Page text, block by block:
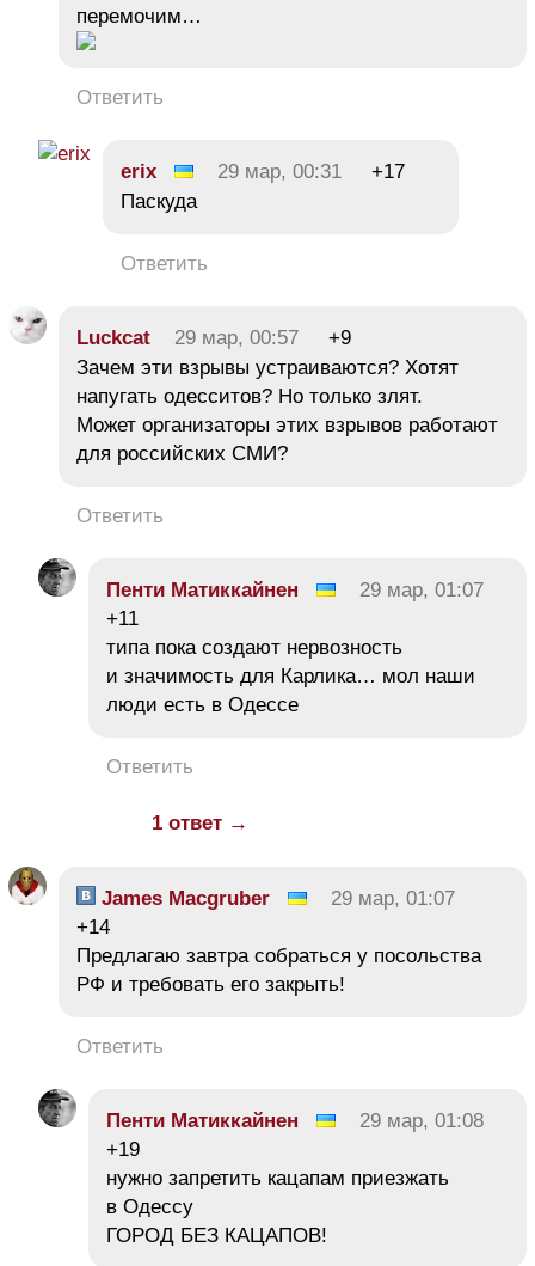
перемочим…
Ответить
erix 29 мар, 00:31
+17
Паскуда
Ответить
Luckcat 29 мар, 00:57
+9
Зачем эти взрывы устраиваются? Хотят
напугать одесситов? Но только злят.
Может организаторы этих взрывов работают
для российских СМИ?
Ответить
Пенти Матиккайнен
29 мар, 01:07
+11
типа пока создают нервозность
и значимость для Карлика… мол наши
люди есть в Одессе
Ответить
1 ответ →
James Macgruber
29 мар, 01:07
+14
Предлагаю завтра собраться у посольства
РФ и требовать его закрыть!
Ответить
Пенти Матиккайнен
29 мар, 01:08
+19
нужно запретить кацапам приезжать
в Одессу
ГОРОД БЕЗ КАЦАПОВ!